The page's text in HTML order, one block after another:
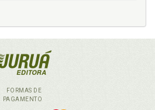
FORMAS DE
PAGAMENTO